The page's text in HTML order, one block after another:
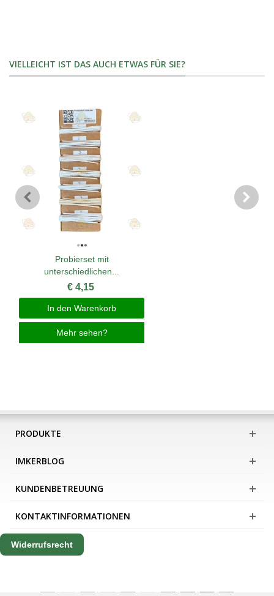
VIELLEICHT IST DAS AUCH ETWAS FÜR SIE?
Probierset mit
unterschiedlichen...
€ 4,15
In den Warenkorb
Mehr sehen?
PRODUKTE
IMKERBLOG
KUNDENBETREUUNG
KONTAKTINFORMATIONEN
Widerrufsrecht